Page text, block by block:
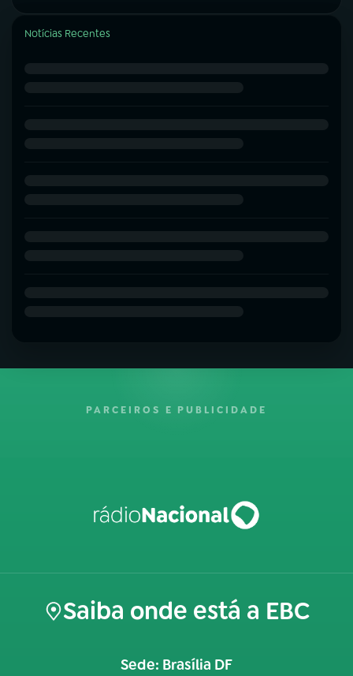
Notícias Recentes
PARCEIROS E PUBLICIDADE
Saiba onde está a EBC
Sede: Brasília DF